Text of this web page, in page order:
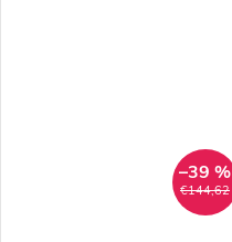
€144,62
–39 %